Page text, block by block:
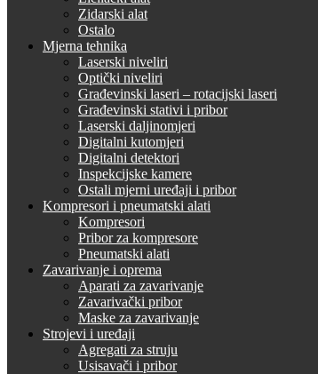
Zidarski alat
Ostalo
Mjerna tehnika
Laserski niveliri
Optički niveliri
Građevinski laseri – rotacijski laseri
Građevinski stativi i pribor
Laserski daljinomjeri
Digitalni kutomjeri
Digitalni detektori
Inspekcijske kamere
Ostali mjerni uređaji i pribor
Kompresori i pneumatski alati
Kompresori
Pribor za kompresore
Pneumatski alati
Zavarivanje i oprema
Aparati za zavarivanje
Zavarivački pribor
Maske za zavarivanje
Strojevi i uređaji
Agregati za struju
Usisavači i pribor